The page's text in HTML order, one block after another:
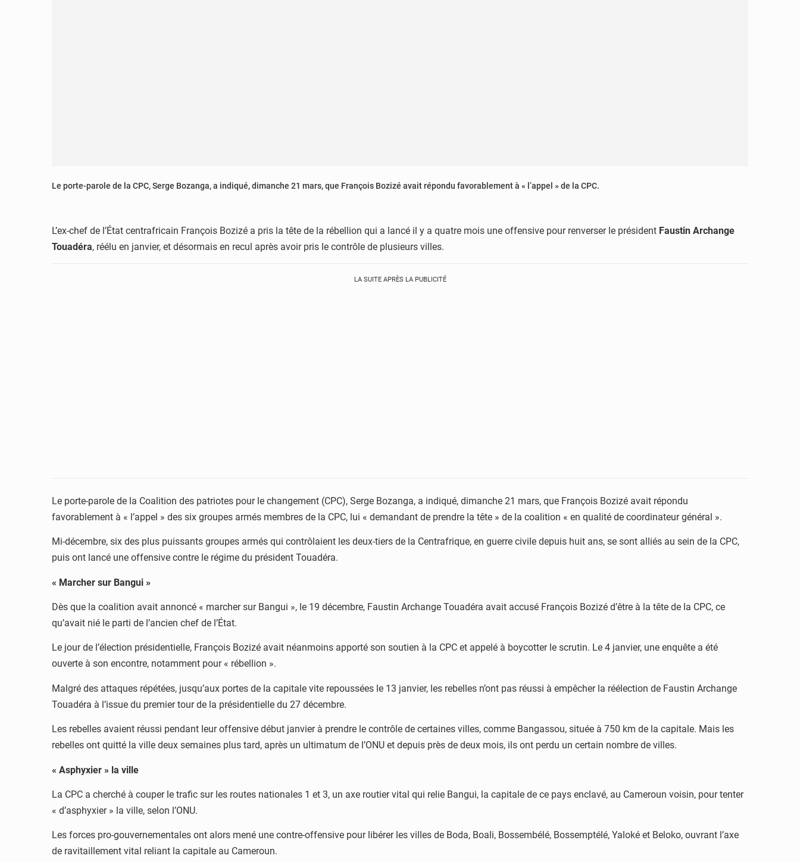
Le porte-parole de la CPC, Serge Bozanga, a indiqué, dimanche 21 mars, que François Bozizé avait répondu favorablement à « l’appel » de la CPC.
L’ex-chef de l’État centrafricain François Bozizé a pris la tête de la rébellion qui a lancé il y a quatre mois une offensive pour renverser le président Faustin Archange
Touadéra, réélu en janvier, et désormais en recul après avoir pris le contrôle de plusieurs villes.
LA SUITE APRÈS LA PUBLICITÉ
Le porte-parole de la Coalition des patriotes pour le changement (CPC), Serge Bozanga, a indiqué, dimanche 21 mars, que François Bozizé avait répondu
favorablement à « l’appel » des six groupes armés membres de la CPC, lui « demandant de prendre la tête » de la coalition « en qualité de coordinateur général ».
Mi-décembre, six des plus puissants groupes armés qui contrôlaient les deux-tiers de la Centrafrique, en guerre civile depuis huit ans, se sont alliés au sein de la CPC,
puis ont lancé une offensive contre le régime du président Touadéra.
« Marcher sur Bangui »
Dès que la coalition avait annoncé « marcher sur Bangui », le 19 décembre, Faustin Archange Touadéra avait accusé François Bozizé d’être à la tête de la CPC, ce
qu’avait nié le parti de l’ancien chef de l’État.
Le jour de l’élection présidentielle, François Bozizé avait néanmoins apporté son soutien à la CPC et appelé à boycotter le scrutin. Le 4 janvier, une enquête a été
ouverte à son encontre, notamment pour « rébellion ».
Malgré des attaques répétées, jusqu’aux portes de la capitale vite repoussées le 13 janvier, les rebelles n’ont pas réussi à empêcher la réélection de Faustin Archange
Touadéra à l’issue du premier tour de la présidentielle du 27 décembre.
Les rebelles avaient réussi pendant leur offensive début janvier à prendre le contrôle de certaines villes, comme Bangassou, située à 750 km de la capitale. Mais les
rebelles ont quitté la ville deux semaines plus tard, après un ultimatum de l’ONU et depuis près de deux mois, ils ont perdu un certain nombre de villes.
« Asphyxier » la ville
La CPC a cherché à couper le trafic sur les routes nationales 1 et 3, un axe routier vital qui relie Bangui, la capitale de ce pays enclavé, au Cameroun voisin, pour tenter
« d’asphyxier » la ville, selon l’ONU.
Les forces pro-gouvernementales ont alors mené une contre-offensive pour libérer les villes de Boda, Boali, Bossembélé, Bossemptélé, Yaloké et Beloko, ouvrant l’axe
de ravitaillement vital reliant la capitale au Cameroun.